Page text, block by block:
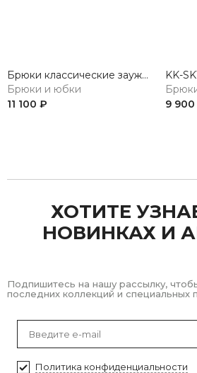
Брюки классические зауженные
Брюки и юбки
11 100 ₽
9
ХОТИТЕ
НОВИНКАХ И
Подпишитесь на нашу рассылку,
последних коллекций и специальных
Политика конфиденциальности